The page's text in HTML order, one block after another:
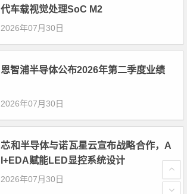
代车载视觉处理SoC M2
2026年07月30日
恩智浦半导体公布2026年第二季度业绩
2026年07月30日
芯和半导体与诺瓦星云宣布战略合作，A
I+EDA赋能LED显控系统设计
2026年07月30日